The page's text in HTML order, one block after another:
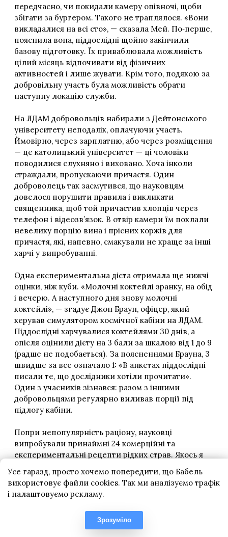
Усе гаразд, просто хочемо попередити, що Бабель
використовує файли cookies. Так ми аналізуємо трафік
і налаштовуємо рекламу.
Зрозуміло